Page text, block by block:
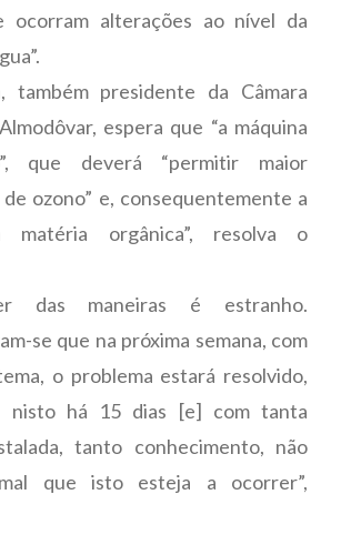
ocorram alterações ao nível da
também presidente da Câmara
espera que “a máquina
que deverá “permitir maior
ozono” e, consequentemente a
matéria orgânica”, resolva o
das maneiras é estranho.
se que na próxima semana, com
o problema estará resolvido,
nisto há 15 dias [e] com tanta
tanto conhecimento, não
que isto esteja a ocorrer”,